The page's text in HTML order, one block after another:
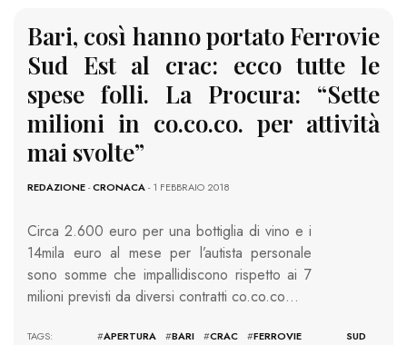
Bari, così hanno portato Ferrovie
Sud Est al crac: ecco tutte le
spese folli. La Procura: “Sette
milioni in co.co.co. per attività
mai svolte”
REDAZIONE-CRONACA- 1 FEBBRAIO 2018
Circa 2.600 euro per una bottiglia di vino e i
14mila euro al mese per l’autista personale
sono somme che impallidiscono rispetto ai 7
milioni previsti da diversi contratti co.co.co…
TAGS: #APERTURA #BARI #CRAC #FERROVIE SUD